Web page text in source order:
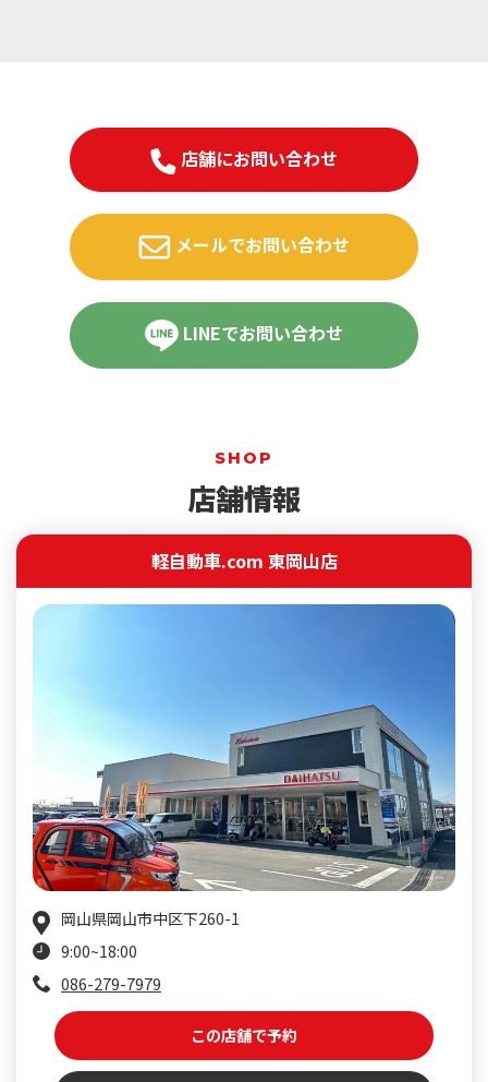
店舗にお問い合わせ
メールでお問い合わせ
LINEでお問い合わせ
SHOP
店舗情報
軽自動車.com 東岡山店
岡山県岡山市中区下260-1
9:00~18:00
086-279-7979
この店舗で予約